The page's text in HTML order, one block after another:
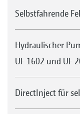
Selbstfahrende
Hydraulischer
UF 1602 und UF
DirectInject für